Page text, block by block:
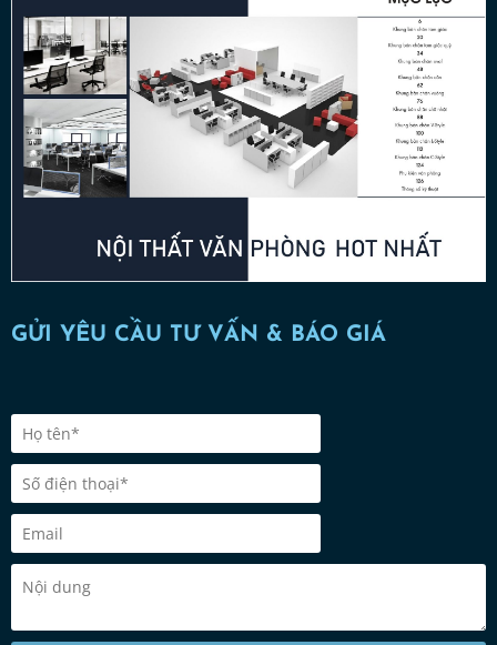
GỬI YÊU CẦU TƯ VẤN & BÁO GIÁ